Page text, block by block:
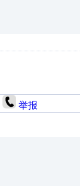
举报